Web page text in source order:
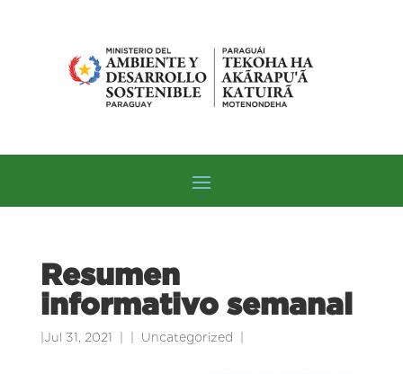
Resumen
informativo semanal
Jul 31, 2021 Uncategorized